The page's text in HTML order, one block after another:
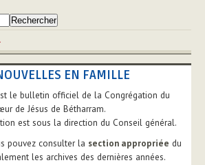
EN FAMILLE
le bulletin officiel de la Congrégation du
de Jésus de Bétharram.
est sous la direction du Conseil général.
pouvez consulter la section appropriée du
les archives des dernières années.